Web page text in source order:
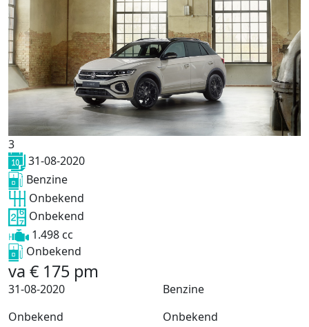
3
31-08-2020
Benzine
Onbekend
Onbekend
1.498 cc
Onbekend
va € 175 pm
31-08-2020
Benzine
Onbekend
Onbekend